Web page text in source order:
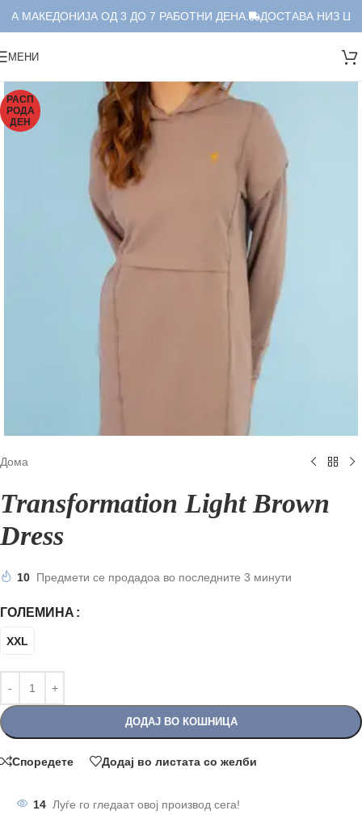
МАКЕДОНИЈА ОД 3 ДО 7 РАБОТНИ ДЕНА. ДОСТАВА НИЗ
МЕНИ
РАСП
РОДА
ДЕН
Дома
Transformation Light Brown
Dress
10 Предмети се продадоа во последните 3 минути
ГОЛЕМИНА
XXL
ДОДАЈ ВО КОШНИЦА
Споредете Додај во листата со желби
14 Луѓе го гледаат овој производ сега!